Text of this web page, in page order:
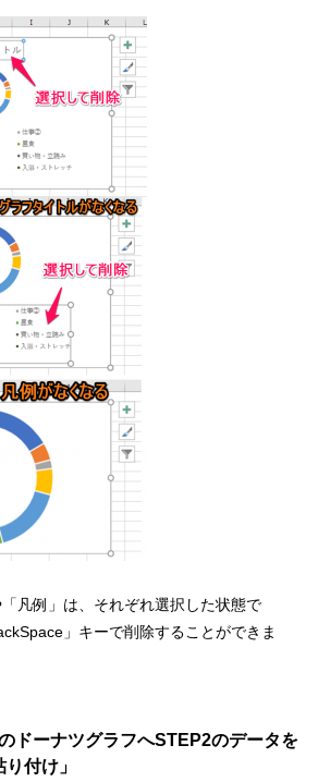
凡例」は、 それぞれ選択した状態で
」キーで削除することができま
ドーナツグラフへSTEP2のデータを
付け」